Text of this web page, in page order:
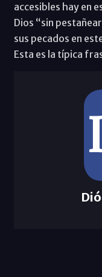
accesibles hay en
Dios “sin
sus pecados en
Esta es la típica